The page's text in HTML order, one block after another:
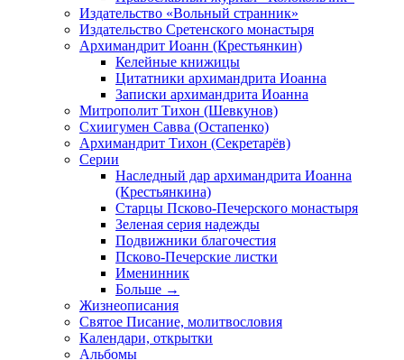
Издательство «Вольный странник»
Издательство Сретенского монастыря
Архимандрит Иоанн (Крестьянкин)
Келейные книжицы
Цитатники архимандрита Иоанна
Записки архимандрита Иоанна
Митрополит Тихон (Шевкунов)
Схиигумен Савва (Остапенко)
Архимандрит Тихон (Секретарёв)
Серии
Наследный дар архимандрита Иоанна
(Крестьянкина)
Старцы Псково-Печерского монастыря
Зеленая серия надежды
Подвижники благочестия
Псково-Печерские листки
Именинник
Больше →
Жизнеописания
Святое Писание, молитвословия
Календари, открытки
Альбомы